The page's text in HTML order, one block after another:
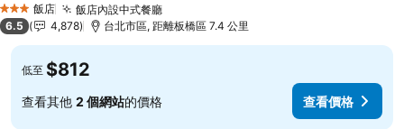
3 星級 飯店 飯店內設中式餐廳
6.5 4,878 台北市區, 距離板橋區 7.4 公里
低至 $812
查看其他 2 個網站的價格 查看價格